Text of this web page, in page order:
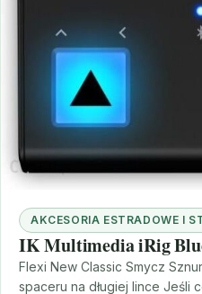
AKCESORIA ESTRADOWE I
IK Multimedia iRig
Flexi New Classic Smycz
spaceru na długiej lince Jeśli